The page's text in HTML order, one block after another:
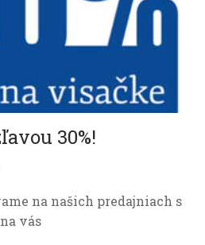
30%!
na našich predajniach s
vás